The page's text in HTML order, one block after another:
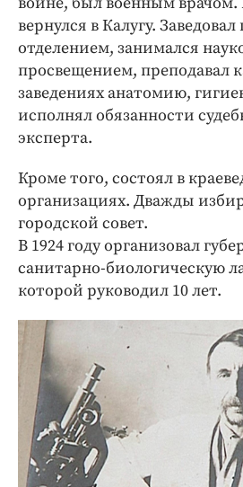
вернулся в Калугу.
отделением, занимался
просвещением, преподавал
заведениях анатомию,
исполнял обязанности
эксперта.
Кроме того, состоял в
организациях. Дважды
городской совет.
В 1924 году организовал
санитарно-биологическую
которой руководил 10 лет.